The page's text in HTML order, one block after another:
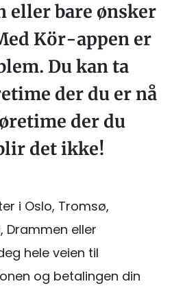
eller bare ønsker
Kör-appen er
Du kan ta
der du er nå
der du
det ikke!
i Oslo, Tromsø,
Drammen eller
hele veien til
og betalingen din